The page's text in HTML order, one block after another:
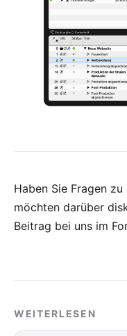
Haben Sie Fragen
möchten darüber
Beitrag bei uns im
WEITERLESEN